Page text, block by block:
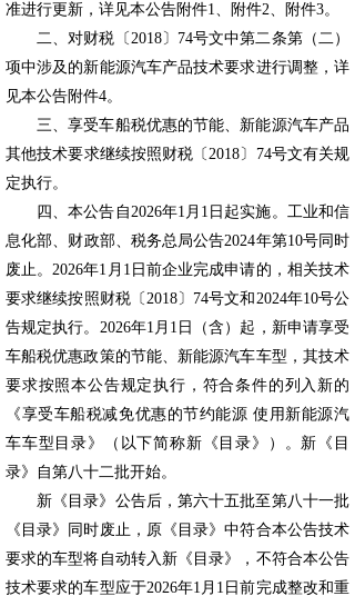
准进行更新，详见本公告附件1、附件2、附件3。
二、对财税〔2018〕74号文中第二条第（二）
项中涉及的新能源汽车产品技术要求进行调整，详
见本公告附件4。
三、享受车船税优惠的节能、新能源汽车产品
其他技术要求继续按照财税〔2018〕74号文有关规
定执行。
四、本公告自2026年1月1日起实施。工业和信
息化部、财政部、税务总局公告2024年第10号同时
废止。2026年1月1日前企业完成申请的，相关技术
要求继续按照财税〔2018〕74号文和2024年10号公
告规定执行。2026年1月1日（含）起，新申请享受
车船税优惠政策的节能、新能源汽车车型，其技术
要求按照本公告规定执行，符合条件的列入新的
《享受车船税减免优惠的节约能源 使用新能源汽
车车型目录》（以下简称新《目录》）。新《目
录》自第八十二批开始。
新《目录》公告后，第六十五批至第八十一批
《目录》同时废止，原《目录》中符合本公告技术
要求的车型将自动转入新《目录》，不符合本公告
技术要求的车型应于2026年1月1日前完成整改和重